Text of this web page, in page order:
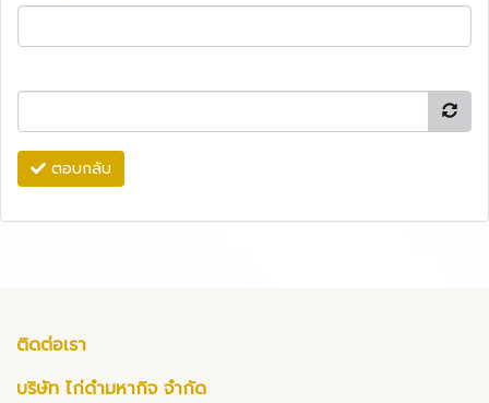
ตอบกลับ
ติดต่อเรา
บริษัท ไก่ดำมหากิจ จำกัด